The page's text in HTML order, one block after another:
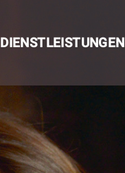
DIENSTLEISTUNGEN